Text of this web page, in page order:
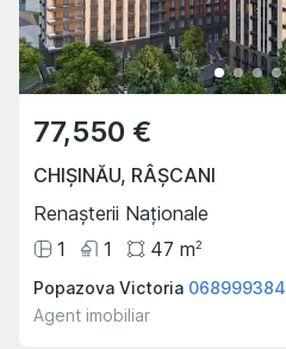
77,550 €
CHIȘINĂU, RÂȘCANI
Renașterii Naționale
1
1 47 m2
Popazova Victoria 068999384
Agent imobiliar